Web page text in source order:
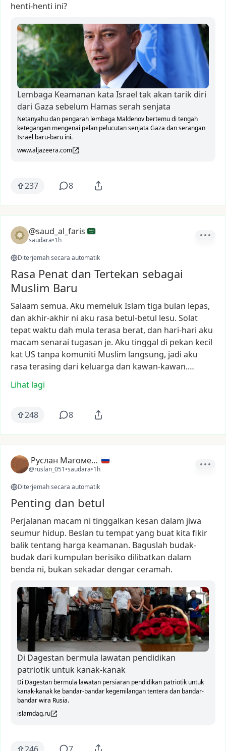
henti-henti ini?
Lembaga Keamanan kata Israel tak akan tarik diri
dari Gaza sebelum Hamas serah senjata
Netanyahu dan pengarah lembaga Maldenov bertemu di tengah
ketegangan mengenai pelan pelucutan senjata Gaza dan serangan
Israel baru-baru ini.
www.aljazeera.com
237 8
@saud_al_faris
saudara•1h
Diterjemah secara automatik
Rasa Penat dan Tertekan sebagai
Muslim Baru
Salaam semua. Aku memelukIslam tiga bulan lepas,
dan akhir-akhir ni aku rasa betul-betul lesu. Solat
tepatwaktu dah mula terasa berat, dan hari-hari aku
macam senarai tugasan je. Aku tinggal di pekan kecil
kat US tanpa komuniti Muslim langsung, jadi aku
rasa terasing dari keluarga dan kawan-kawan.…
Lihat lagi
248 8
Руслан Магомедов
@ruslan_051•saudara•1h
Diterjemah secara automatik
Penting dan betul
Perjalanan macam ni tinggalkan kesan dalam jiwa
seumur hidup. Beslan tu tempatyang buat kita fikir
baliktentang harga keamanan. Baguslah budak-
budak dari kumpulan berisiko dilibatkan dalam
benda ni, bukan sekadar dengar ceramah.
Di Dagestan bermula lawatan pendidikan
patriotik untuk kanak-kanak
Di Dagestan bermula lawatan persiaran pendidikan patriotik untuk
kanak-kanak ke bandar-bandar kegemilangan tentera dan bandar-
bandar wira Rusia.
islamdag.ru